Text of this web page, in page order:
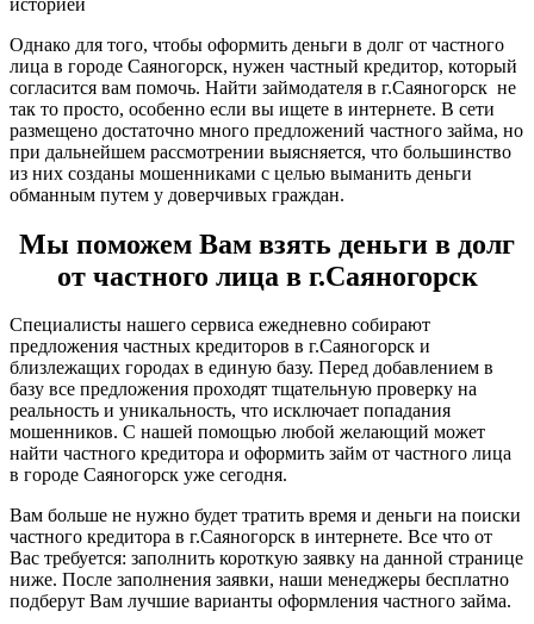
историей
Однако для того, чтобы оформить деньги в долг от частного
лица в городе Саяногорск, нужен частный кредитор, который
согласится вам помочь. Найти займодателя в г.Саяногорск не
так то просто, особенно если вы ищете в интернете. В сети
размещено достаточно много предложений частного займа, но
при дальнейшем рассмотрении выясняется, что большинство
из них созданы мошенниками с целью выманить деньги
обманным путем у доверчивых граждан.
Мы поможем Вам взять деньги в долг
от частного лица в г.Саяногорск
Специалисты нашего сервиса ежедневно собирают
предложения частных кредиторов в г.Саяногорск и
близлежащих городах в единую базу. Перед добавлением в
базу все предложения проходят тщательную проверку на
реальность и уникальность, что исключает попадания
мошенников. С нашей помощью любой желающий может
найти частного кредитора и оформить займ от частного лица
в городе Саяногорск уже сегодня.
Вам больше не нужно будет тратить время и деньги на поиски
частного кредитора в г.Саяногорск в интернете. Все что от
Вас требуется: заполнить короткую заявку на данной странице
ниже. После заполнения заявки, наши менеджеры бесплатно
подберут Вам лучшие варианты оформления частного займа.